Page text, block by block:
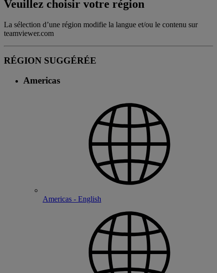
Veuillez choisir votre région
La sélection d’une région modifie la langue et/ou le contenu sur
teamviewer.com
RÉGION SUGGÉRÉE
Americas
Americas - English